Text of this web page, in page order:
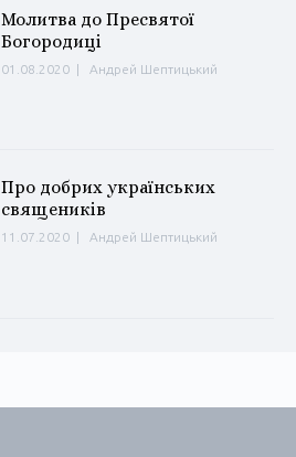
Молитва до Пресвятої
Богородиці
01.08.2020 | Андрей Шептицький
Про добрих українських
священиків
11.07.2020 Андрей Шептицький